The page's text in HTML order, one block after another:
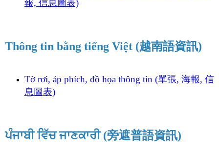
報, 信息圖表)
Thông tin bằng tiếng Việt (越南語資訊)
Tờ rơi, áp phích, đồ họa thông tin (單張, 海報, 信
息圖表)
ਪੰਜਾਬੀ ਵਿੱਚ ਜਾਣਕਾਰੀ (旁遮普語資訊)